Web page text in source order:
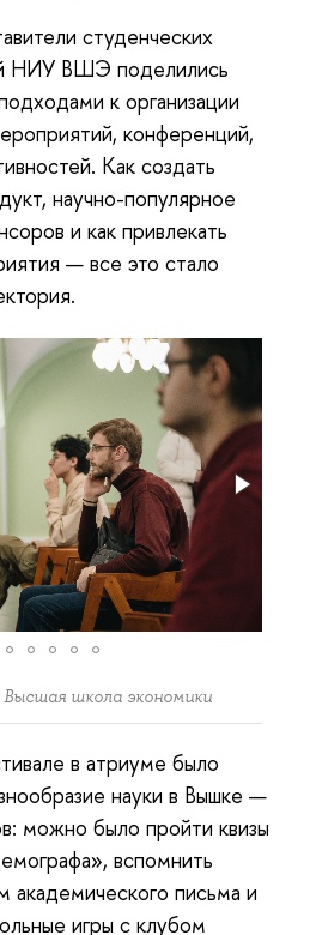
студенческих
НИУ ВШЭ поделились
к организации
конференций,
Как создать
научно-популярное
и как привлекать
— все это стало
школа экономики
в атриуме было
науки в Вышке —
можно было пройти квизы
вспомнить
академического письма и
игры с клубом